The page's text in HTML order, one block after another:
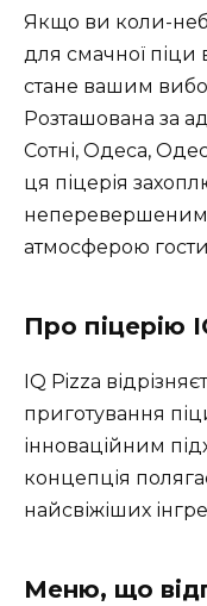
Якщо ви коли-
для смачної піци
стане вашим
Розташована за
Сотні, Одеса,
ця піцерія
атмосферою
Про піцерію
IQ Pizza
приготування
інноваційним
концепція
найсвіжіших
Меню, що